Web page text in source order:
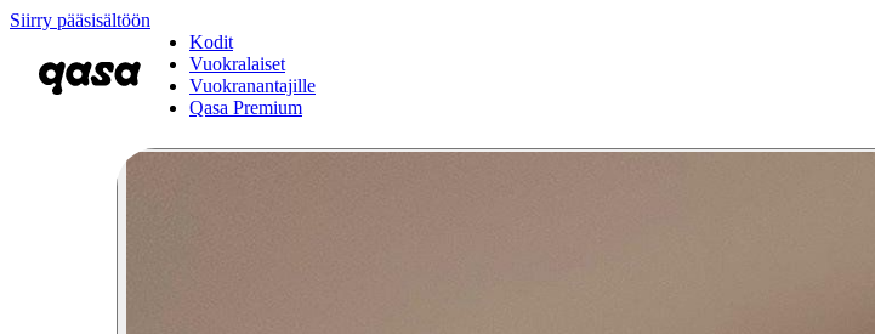
Siirry pääsisältöön
Kodit
Vuokralaiset
Vuokranantajille
Qasa Premium